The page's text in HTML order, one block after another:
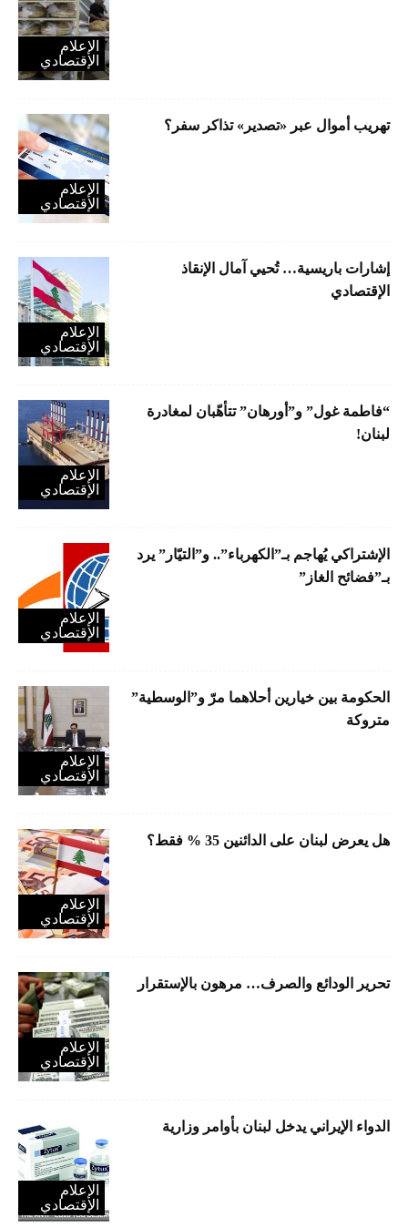
الإعلام
الإقتصادي
الإعلام
الإقتصادي
تهريب أموال عبر «تصدير» تذاكر سفر؟
الإعلام
الإقتصادي
إشارات باريسية… تُحيي آمال الإنقاذ
الإقتصادي
الإعلام
الإقتصادي
“فاطمة غول” و”أورهان” تتأهّبان لمغادرة
لبنان!
الإعلام
الإقتصادي
الإشتراكي يُهاجم بـ”الكهرباء”.. و”التيّار” يرد
بـ”فضائح الغاز”
الإعلام
الإقتصادي
الحكومة بين خيارين أحلاهما مرّ و”الوسطية”
متروكة
الإعلام
الإقتصادي
هل يعرض لبنان على الدائنين 35 % فقط؟
الإعلام
الإقتصادي
تحرير الودائع والصرف… مرهون بالإستقرار
الإعلام
الإقتصادي
الدواء الإيراني يدخل لبنان بأوامر وزارية